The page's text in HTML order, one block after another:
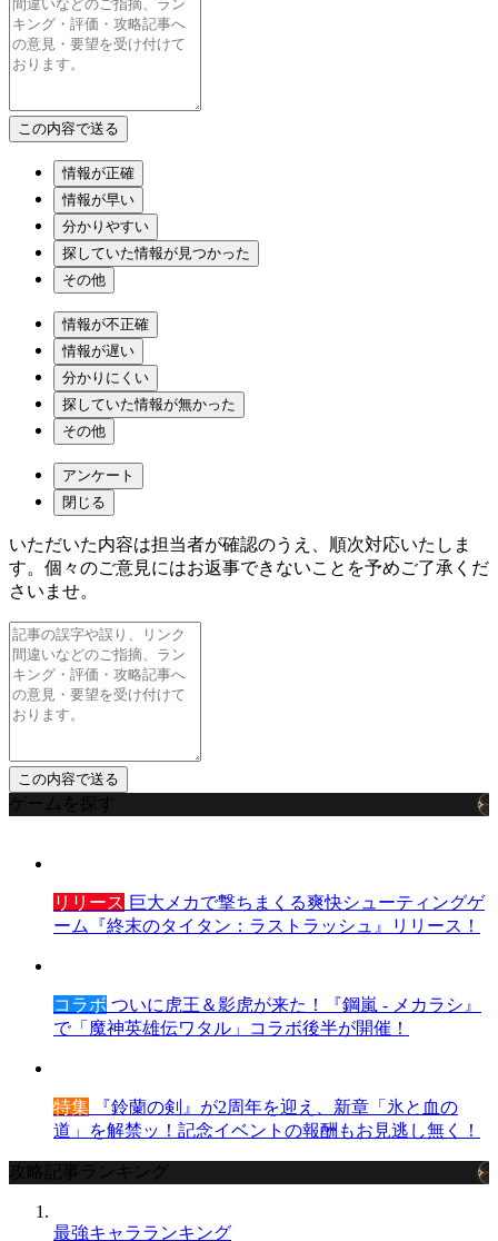
情報が正確
情報が早い
分かりやすい
探していた情報が見つかった
その他
情報が不正確
情報が遅い
分かりにくい
探していた情報が無かった
その他
アンケート
閉じる
いただいた内容は担当者が確認のうえ、順次対応いたしま
す。個々のご意見にはお返事できないことを予めご了承くだ
さいませ。
ゲームを探す
リリース 巨大メカで撃ちまくる爽快シューティングゲ
ーム『終末のタイタン：ラストラッシュ』リリース！
コラボ ついに虎王＆影虎が来た！『鋼嵐 - メカラシ』
で「魔神英雄伝ワタル」コラボ後半が開催！
特集 『鈴蘭の剣』が2周年を迎え、新章「氷と血の
道」を解禁ッ！記念イベントの報酬もお見逃し無く！
攻略記事ランキング
最強キャラランキング